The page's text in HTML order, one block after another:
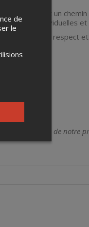
traçant un
histoires individuelles et
de respect
l'ensemble de notre
de
le